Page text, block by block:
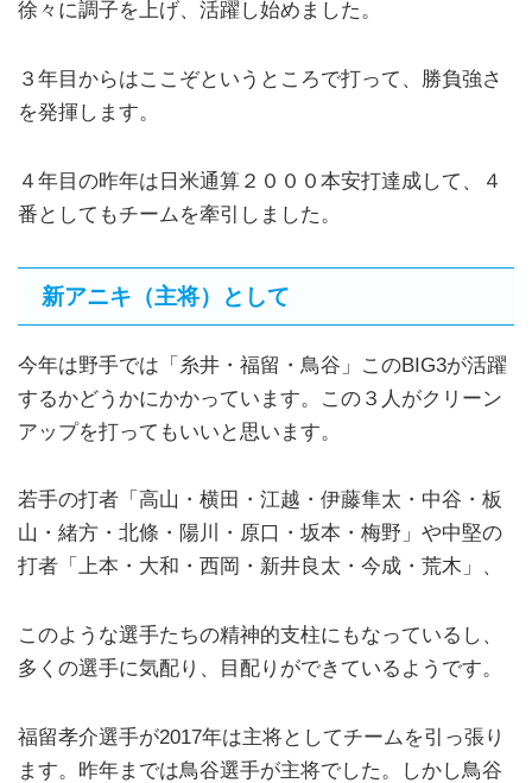
徐々に調子を上げ、活躍し始めました。
３年目からはここぞというところで打って、勝負強さ
を発揮します。
４年目の昨年は日米通算２０００本安打達成して、４
番としてもチームを牽引しました。
新アニキ（主将）として
今年は野手では「糸井・福留・鳥谷」このBIG3が活躍
するかどうかにかかっています。この３人がクリーン
アップを打ってもいいと思います。
若手の打者「高山・横田・江越・伊藤隼太・中谷・板
山・緒方・北條・陽川・原口・坂本・梅野」や中堅の
打者「上本・大和・西岡・新井良太・今成・荒木」、
このような選手たちの精神的支柱にもなっているし、
多くの選手に気配り、目配りができているようです。
福留孝介選手が2017年は主将としてチームを引っ張り
ます。昨年までは鳥谷選手が主将でした。しかし鳥谷